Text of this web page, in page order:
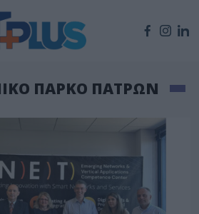
ΠΑΡΚΟ ΠΑΤΡΩΝ